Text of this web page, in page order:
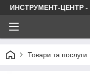
ИНСТРУМЕНТ-ЦЕНТР -
Товари та послуги